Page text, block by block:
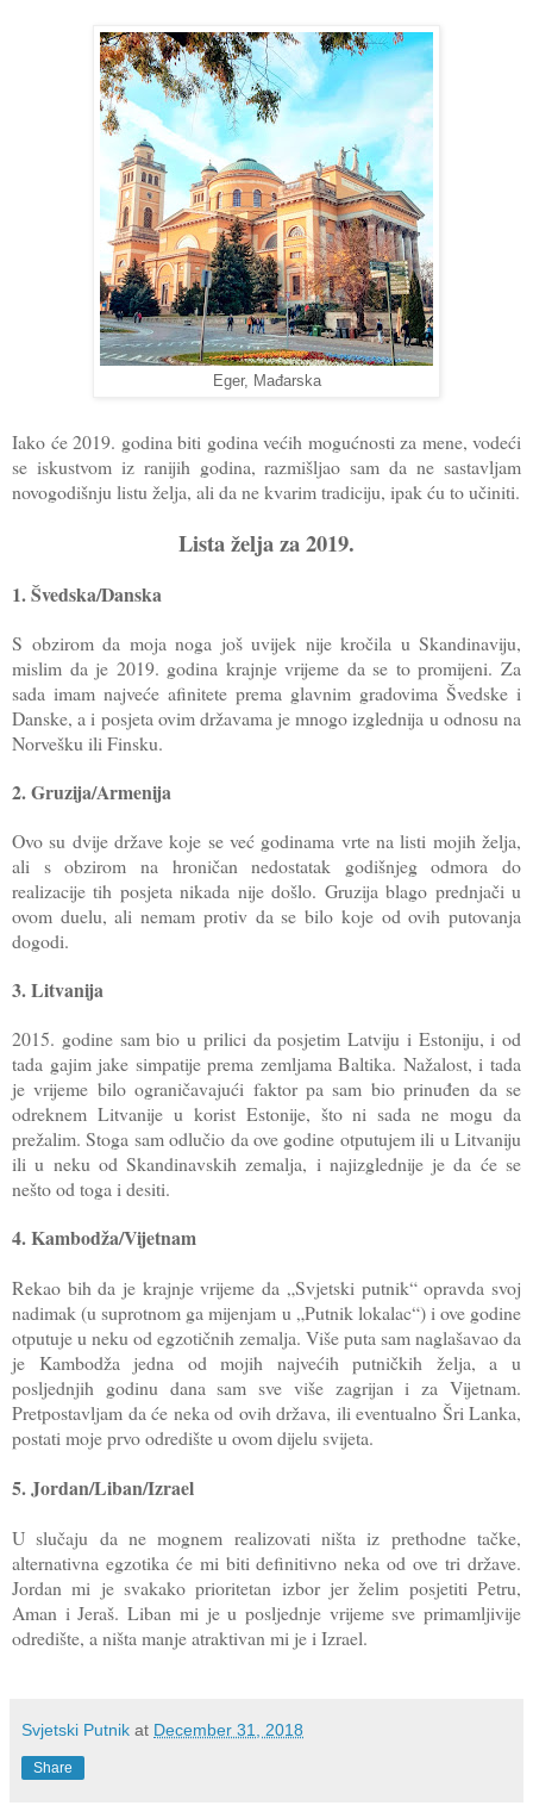
Eger, Mađarska
Iako će 2019. godina biti godina većih mogućnosti za mene, vodeći
se iskustvom iz ranijih godina, razmišljao sam da ne sastavljam
novogodišnju listu želja, ali da ne kvarim tradiciju, ipak ću to učiniti.
Lista želja za 2019.
1. Švedska/Danska
S obzirom da moja noga još uvijek nije kročila u Skandinaviju,
mislim da je 2019. godina krajnje vrijeme da se to promijeni. Za
sada imam najveće afinitete prema glavnim gradovima Švedske i
Danske, a i posjeta ovim državama je mnogo izglednija u odnosu na
Norvešku ili Finsku.
2. Gruzija/Armenija
Ovo su dvije države koje se već godinama vrte na listi mojih želja,
ali s obzirom na hroničan nedostatak godišnjeg odmora do
realizacije tih posjeta nikada nije došlo. Gruzija blago prednjači u
ovom duelu, ali nemam protiv da se bilo koje od ovih putovanja
dogodi.
3. Litvanija
2015. godine sam bio u prilici da posjetim Latviju i Estoniju, i od
tada gajim jake simpatije prema zemljama Baltika. Nažalost, i tada
je vrijeme bilo ograničavajući faktor pa sam bio prinuđen da se
odreknem Litvanije u korist Estonije, što ni sada ne mogu da
prežalim. Stoga sam odlučio da ove godine otputujem ili u Litvaniju
ili u neku od Skandinavskih zemalja, i najizglednije je da će se
nešto od toga i desiti.
4. Kambodža/Vijetnam
Rekao bih da je krajnje vrijeme da „Svjetski putnik“ opravda svoj
nadimak (u suprotnom ga mijenjam u „Putnik lokalac“) i ove godine
otputuje u neku od egzotičnih zemalja. Više puta sam naglašavao da
je Kambodža jedna od mojih najvećih putničkih želja, a u
posljednjih godinu dana sam sve više zagrijan i za Vijetnam.
Pretpostavljam da će neka od ovih država, ili eventualno Šri Lanka,
postati moje prvo odredište u ovom dijelu svijeta.
5. Jordan/Liban/Izrael
U slučaju da ne mognem realizovati ništa iz prethodne tačke,
alternativna egzotika će mi biti definitivno neka od ove tri države.
Jordan mi je svakako prioritetan izbor jer želim posjetiti Petru,
Aman i Jeraš. Liban mi je u posljednje vrijeme sve primamljivije
odredište, a ništa manje atraktivan mi je i Izrael.
Svjetski Putnik at December 31, 2018
Share